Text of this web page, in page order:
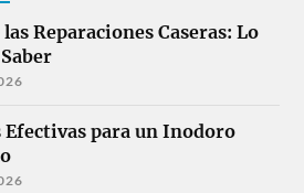
Reparaciones Caseras: Lo
Efectivas para un Inodoro